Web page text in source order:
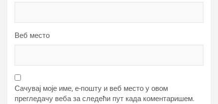
Веб место
Сачувај моје име, е-пошту и веб место у овом
прегледачу веба за следећи пут када коментаришем.